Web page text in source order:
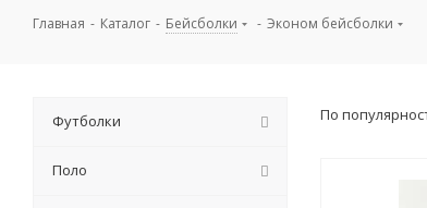
Главная - Каталог - Бейсболки - Эконом бейсболки
По
Футболки
Поло